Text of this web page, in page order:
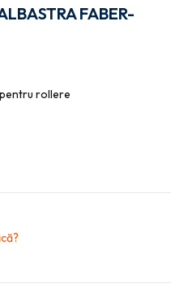
FABER-
rollere